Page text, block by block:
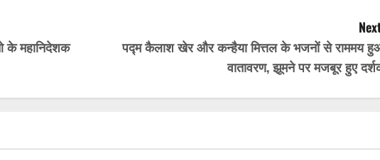
के महानिदेशक
पद्म कैलाश खेर और कन्हैया मित्तल के भजनों से राममय
वातावरण, झूमने पर मजबूर हुए